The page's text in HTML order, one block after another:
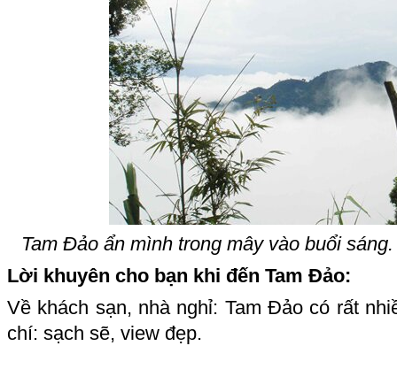
Tam Đảo ẩn mình trong mây vào buổi
Lời khuyên cho bạn khi đến Tam Đảo:
Về khách sạn, nhà nghỉ: Tam Đảo có rất
chí: sạch sẽ, view đẹp.